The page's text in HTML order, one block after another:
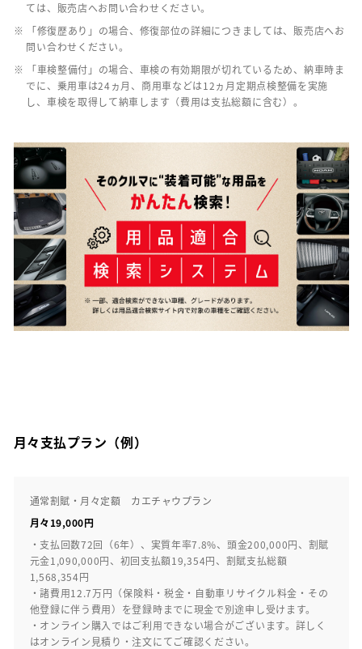
ては、販売店へお問い合わせください。
※ 「修復歴あり」の場合、修復部位の詳細につきましては、販売店へお
問い合わせください。
※ 「車検整備付」の場合、車検の有効期限が切れているため、納車時ま
でに、乗用車は24ヵ月、商用車などは12ヵ月定期点検整備を実施
し、車検を取得して納車します（費用は支払総額に含む）。
月々支払プラン（例）
通常割賦・月々定額 カエチャウプラン
月々19,000円
・支払回数72回（6年）、実質年率7.8%、頭金200,000円、割賦
元金1,090,000円、初回支払額19,354円、割賦支払総額
1,568,354円
・諸費用12.7万円（保険料・税金・自動車リサイクル料金・その
他登録に伴う費用）を登録時までに現金で別途申し受けます。
・オンライン購入ではご利用できない場合がございます。詳しく
はオンライン見積り・注文にてご確認ください。